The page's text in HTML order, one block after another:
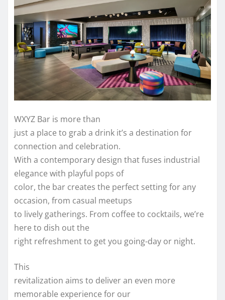
WXYZ Bar is more than
just a place to grab a drink it’s a destination for
connection and celebration.
With a contemporary design that fuses industrial
elegance with playful pops of
color, the bar creates the perfect setting for any
occasion, from casual meetups
to lively gatherings. From coffee to cocktails, we’re
here to dish out the
right refreshment to get you going-day or night.
This
revitalization aims to deliver an even more
memorable experience for our